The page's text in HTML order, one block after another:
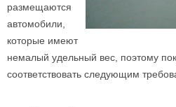
размещаются
автомобили,
которые имеют
немалый удельный вес, поэтому
соответствовать следующим